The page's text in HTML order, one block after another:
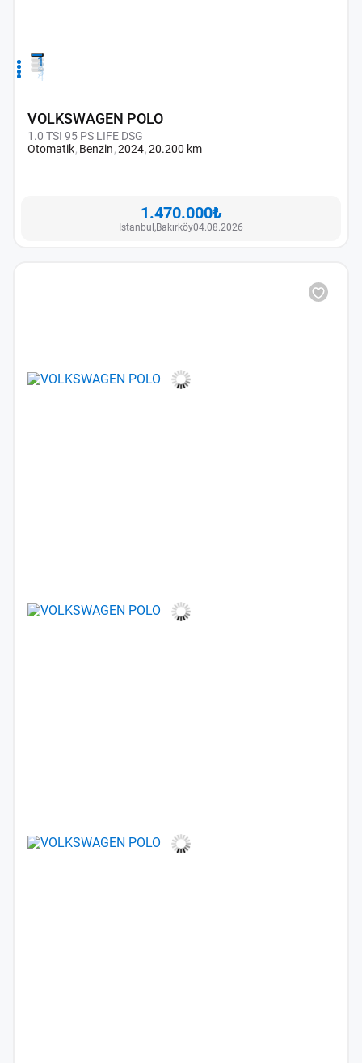
1
2
3
4
VOLKSWAGEN POLO
1.0 TSI 95 PS LIFE DSG
Otomatik Benzin202420.200 km
1.470.000₺
İstanbul,Bakırköy04.08.2026